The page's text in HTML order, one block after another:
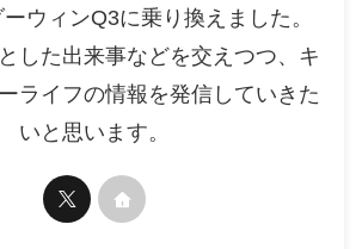
ウィンQ3に乗り換えました。
した出来事などを交えつつ、キ
ライフの情報を発信していきた
いと思います。